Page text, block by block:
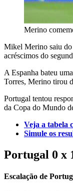
Merino
Mikel Merino saiu do
acréscimos do
A Espanha bateu
Torres, Merino tirou
Portugal tentou
da Copa do Mundo
Veja a tabela
Simule os
Portugal 0 x
Escalação de